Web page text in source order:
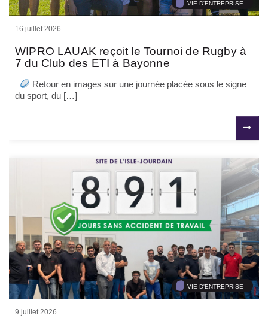
VIE D'ENTREPRISE
16 juillet 2026
WIPRO LAUAK reçoit le Tournoi de Rugby à
7 du Club des ETI à Bayonne
Retour en images sur une journée placée sous le signe
du sport, du […]
VIE D'ENTREPRISE
9 juillet 2026